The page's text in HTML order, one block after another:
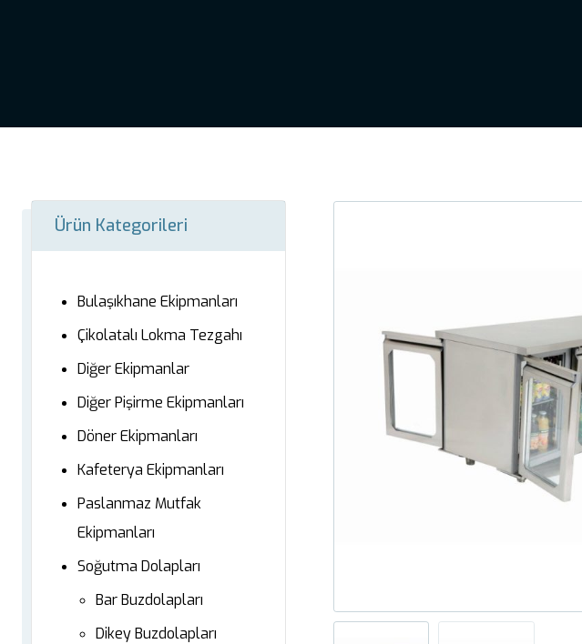
Ürün Kategorileri
Bulaşıkhane Ekipmanları
Çikolatalı Lokma Tezgahı
Diğer Ekipmanlar
Diğer Pişirme Ekipmanları
Döner Ekipmanları
Kafeterya Ekipmanları
Paslanmaz Mutfak
Ekipmanları
Soğutma Dolapları
Bar Buzdolapları
Dikey Buzdolapları